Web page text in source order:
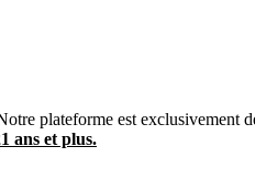
plateforme est exclusivement
ans et plus.